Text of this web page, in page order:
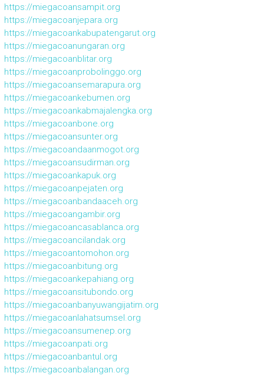
https://miegacoansampit.org
https://miegacoanjepara.org
https://miegacoankabupatengarut.org
https://miegacoanungaran.org
https://miegacoanblitar.org
https://miegacoanprobolinggo.org
https://miegacoansemarapura.org
https://miegacoankebumen.org
https://miegacoankabmajalengka.org
https://miegacoanbone.org
https://miegacoansunter.org
https://miegacoandaanmogot.org
https://miegacoansudirman.org
https://miegacoankapuk.org
https://miegacoanpejaten.org
https://miegacoanbandaaceh.org
https://miegacoangambir.org
https://miegacoancasablanca.org
https://miegacoancilandak.org
https://miegacoantomohon.org
https://miegacoanbitung.org
https://miegacoankepahiang.org
https://miegacoansitubondo.org
https://miegacoanbanyuwangijatim.org
https://miegacoanlahatsumsel.org
https://miegacoansumenep.org
https://miegacoanpati.org
https://miegacoanbantul.org
https://miegacoanbalangan.org